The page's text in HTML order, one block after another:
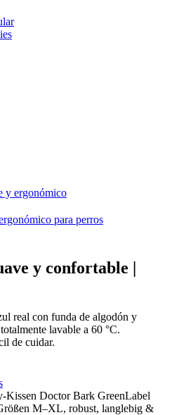
y ergonómico
para perros
y confortable |
real con funda de algodón y
lavable a 60 °C.
de cuidar.